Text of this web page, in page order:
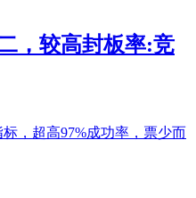
，较高封板率:竞